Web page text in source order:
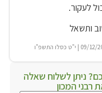
לעקור.
ותשאל
| י"ט כסלו התשפ"ו
ניתן לשלוח שאלה
רבני המכון